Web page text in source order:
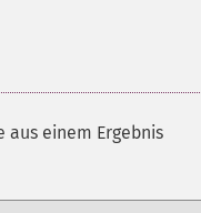
einem Ergebnis